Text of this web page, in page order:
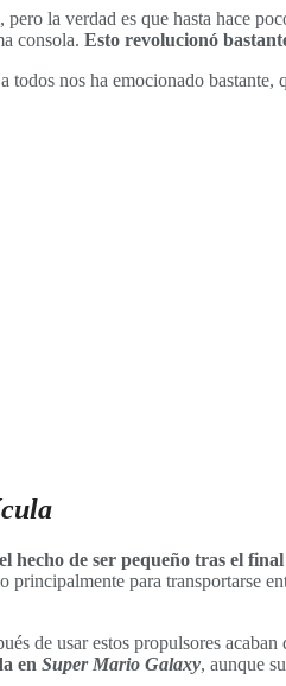
, pero la verdad es que hasta hace
consola. Esto revolucionó
todos nos ha emocionado
hecho de ser pequeño tras el
principalmente para transportarse
de usar estos propulsores
en Super Mario Galaxy, aunque